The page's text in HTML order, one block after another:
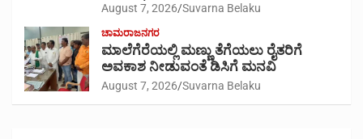
August 7, 2026 Suvarna Belaku
ಚಾಮರಾಜನಗರ
ಮಾಲೆಗೆರೆಯಲ್ಲಿ ಮಣ್ಣು ತೆಗೆಯಲು ರೈತರಿಗೆ
ಅವಕಾಶ ನೀಡುವಂತೆ ಡಿಸಿಗೆ ಮನವಿ
August 7, 2026 Suvarna Belaku